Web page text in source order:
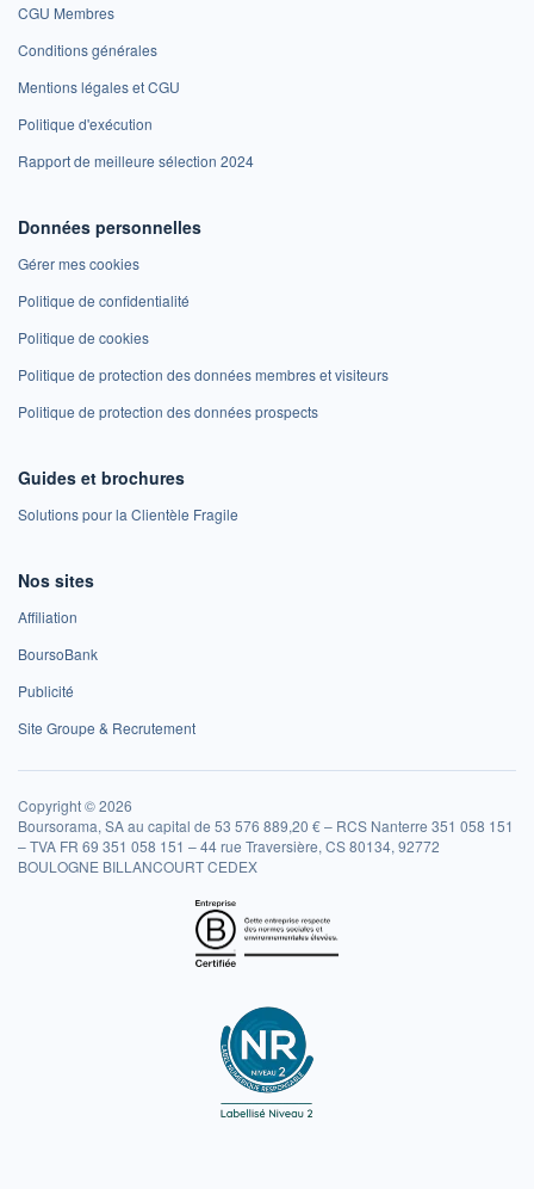
CGU Membres
Conditions générales
Mentions légales et CGU
Politique d'exécution
Rapport de meilleure sélection 2024
Données personnelles
Gérer mes cookies
Politique de confidentialité
Politique de cookies
Politique de protection des données membres et visiteurs
Politique de protection des données prospects
Guides et brochures
Solutions pour la Clientèle Fragile
Nos sites
Affiliation
BoursoBank
Publicité
Site Groupe & Recrutement
Copyright © 2026
Boursorama, SA au capital de 53 576 889,20 € – RCS Nanterre 351 058 151
– TVA FR 69 351 058 151 – 44 rue Traversière, CS 80134, 92772
BOULOGNE BILLANCOURT CEDEX